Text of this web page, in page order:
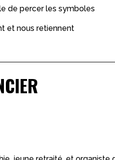
de percer les symboles
et nous retiennent